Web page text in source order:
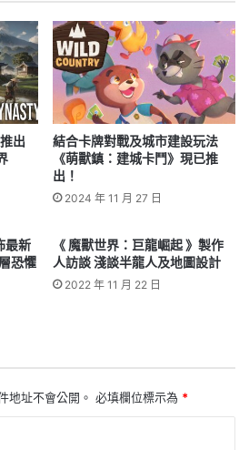
出
結合卡牌對戰及城市建設玩法
《萌獸鎮：建城卡鬥》現已推
出！
2024 年 11 月 27 日
最新
恐懼
《 魔獸世界：巨龍崛起 》製作
人訪談 淺談半龍人及地圖設計
2022 年 11 月 22 日
地址不會公開。 必填欄位標示為 *